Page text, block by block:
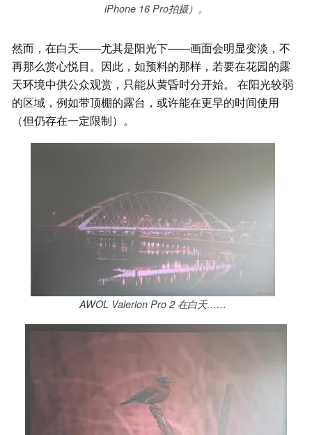
iPhone 16 Pro拍摄）。
然而，在白天——尤其是阳光下——画面会明显变淡，不
再那么赏心悦目。因此，如预料的那样，若要在花园的露
天环境中供公众观赏，只能从黄昏时分开始。 在阳光较弱
的区域，例如带顶棚的露台，或许能在更早的时间使用
（但仍存在一定限制）。
AWOL Valerion Pro 2 在白天……